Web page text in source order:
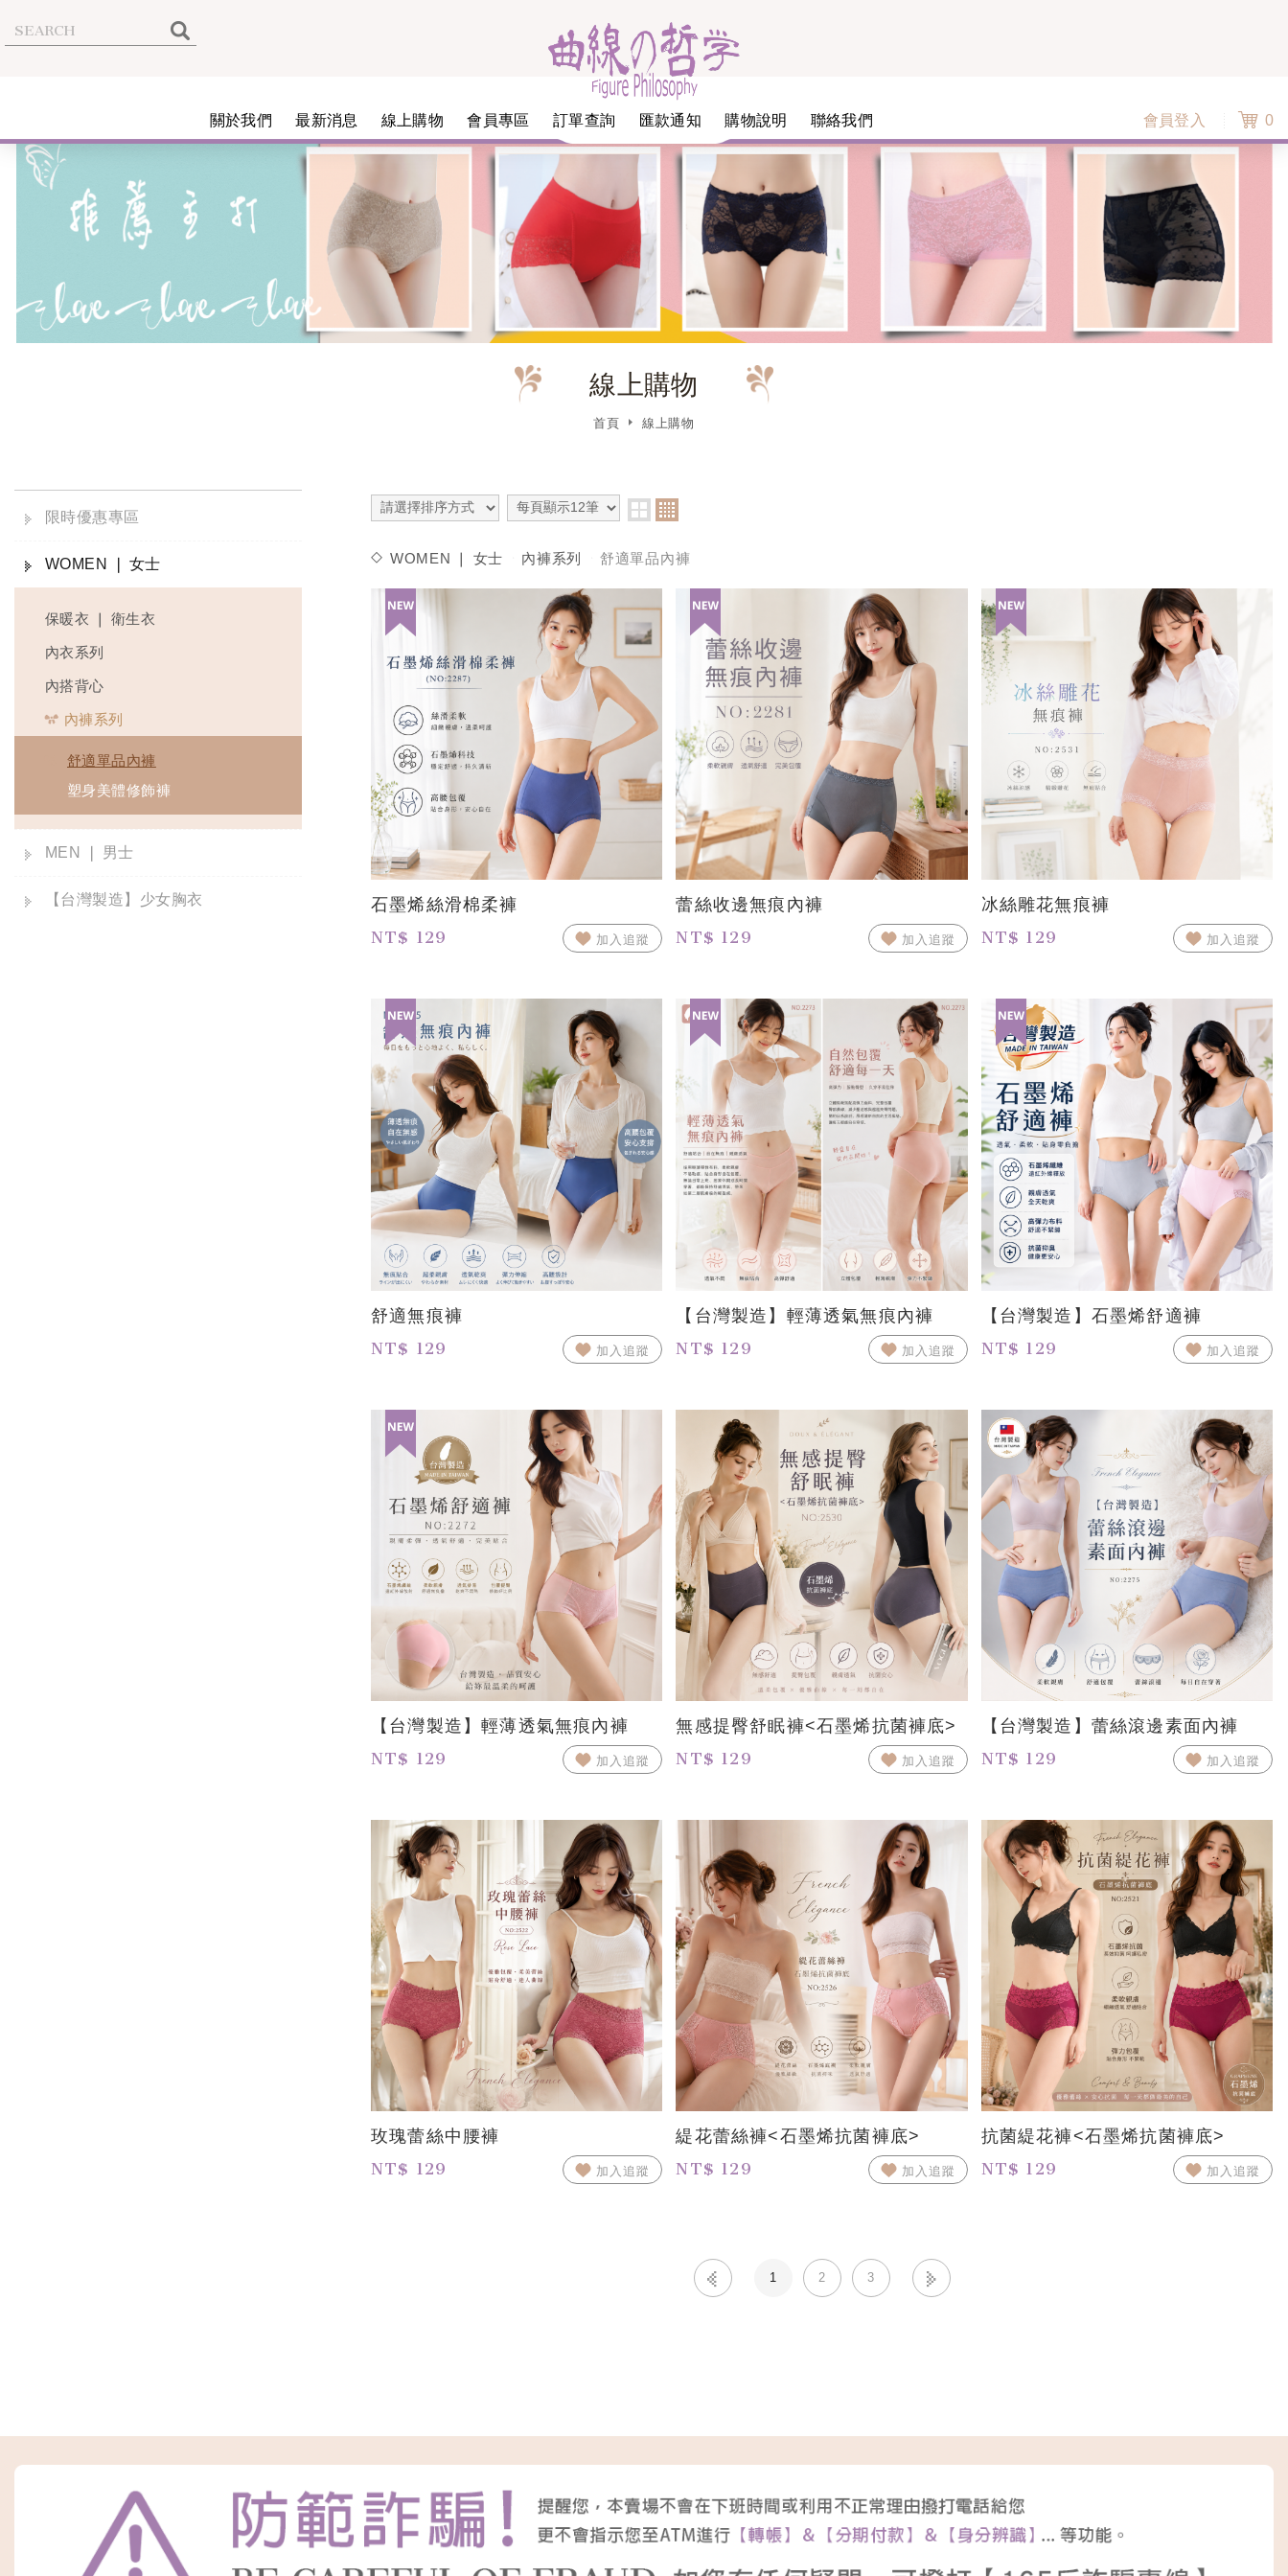
關於我們 最新消息 線上購物 會員專區 訂單查詢 匯款通知 購物說明 聯絡我們 會員登入 0
線上購物
首頁 線上購物
限時優惠專區
WOMEN ❘ 女士
保暖衣 ❘ 衛生衣
內衣系列
內搭背心
內褲系列
舒適單品內褲
塑身美體修飾褲
MEN ❘ 男士
【台灣製造】少女胸衣
WOMEN ❘ 女士 內褲系列 舒適單品內褲
石墨烯絲滑棉柔褲
NT$ 129
加入追蹤
蕾絲收邊無痕內褲
NT$ 129
加入追蹤
冰絲雕花無痕褲
NT$ 129
加入追蹤
舒適無痕褲
NT$ 129
加入追蹤
【台灣製造】輕薄透氣無痕內褲
NT$ 129
加入追蹤
【台灣製造】石墨烯舒適褲
NT$ 129
加入追蹤
【台灣製造】輕薄透氣無痕內褲
NT$ 129
加入追蹤
無感提臀舒眠褲<石墨烯抗菌褲底>
NT$ 129
加入追蹤
【台灣製造】蕾絲滾邊素面內褲
NT$ 129
加入追蹤
玫瑰蕾絲中腰褲
NT$ 129
加入追蹤
緹花蕾絲褲<石墨烯抗菌褲底>
NT$ 129
加入追蹤
抗菌緹花褲<石墨烯抗菌褲底>
NT$ 129
加入追蹤
1 2 3